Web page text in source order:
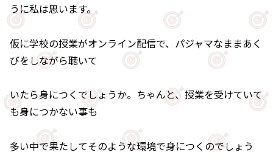
うに私は思います。
仮に学校の授業がオンライン配信で、パジャマなままあく
びをしながら聴いて
いたら身につくでしょうか。ちゃんと、授業を受けていて
も身につかない事も
多い中で果たしてそのような環境で身につくのでしょう